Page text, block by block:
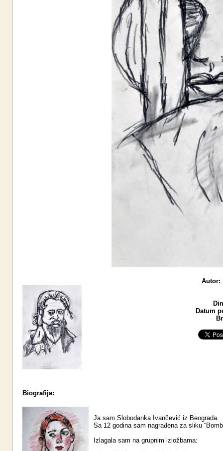
Autor:
Datum
Biografija:
Ja sam Slobodanka Ivančević iz Beograda.
Sa 12 godina sam nagrađena za sliku
Izlagala sam na grupnim izložbama: